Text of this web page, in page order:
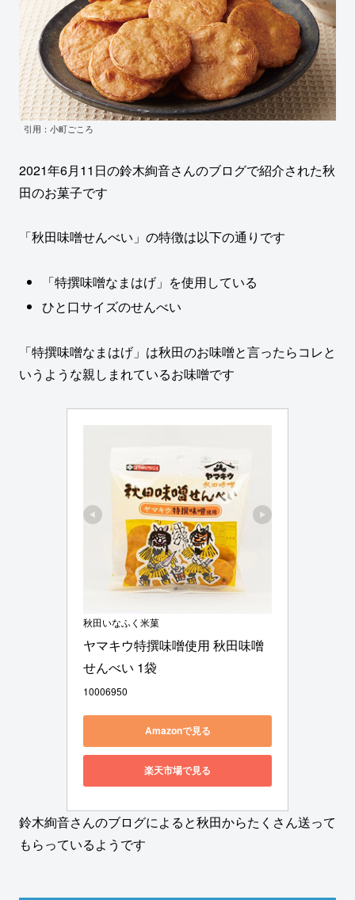
引用：小町ごころ
2021年6月11日の鈴木絢音さんのブログで紹介された秋
田のお菓子です
「秋田味噌せんべい」の特徴は以下の通りです
「特撰味噌なまはげ」を使用している
ひと口サイズのせんべい
「特撰味噌なまはげ」は秋田のお味噌と言ったらコレと
いうような親しまれているお味噌です
秋田いなふく米菓
ヤマキウ特撰味噌使用 秋田味噌
せんべい 1袋
10006950
Amazonで見る
楽天市場で見る
鈴木絢音さんのブログによると秋田からたくさん送って
もらっているようです